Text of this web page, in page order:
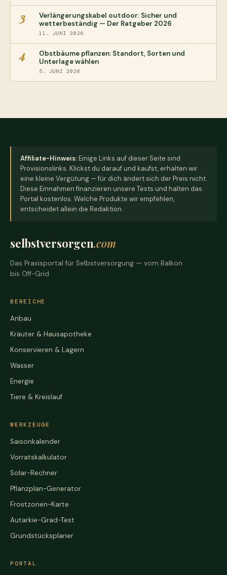
3
Verlängerungskabel outdoor: Sicher und
wetterbeständig — Der Ratgeber 2026
11. JUNI 2026
4
Obstbäume pflanzen: Standort, Sorten und
Unterlage wählen
5. JUNI 2026
Affiliate-Hinweis:Einige Links auf dieser Seite sind
Provisionslinks. Klickst du darauf und kaufst, erhalten wir
eine kleine Vergütung — für dich ändert sich der Preis nicht.
Diese Einnahmen finanzieren unsere Tests und halten das
Portal kostenlos. Welche Produkte wir empfehlen,
entscheidet allein die Redaktion.
selbstversorgen.com
Das Praxisportal für Selbstversorgung — vom Balkon
bis Off-Grid.
BEREICHE
Anbau
Kräuter & Hausapotheke
Konservieren & Lagern
Wasser
Energie
Tiere & Kreislauf
WERKZEUGE
Saisonkalender
Vorratskalkulator
Solar-Rechner
Pflanzplan-Generator
Frostzonen-Karte
Autarkie-Grad-Test
Grundstücksplaner
PORTAL